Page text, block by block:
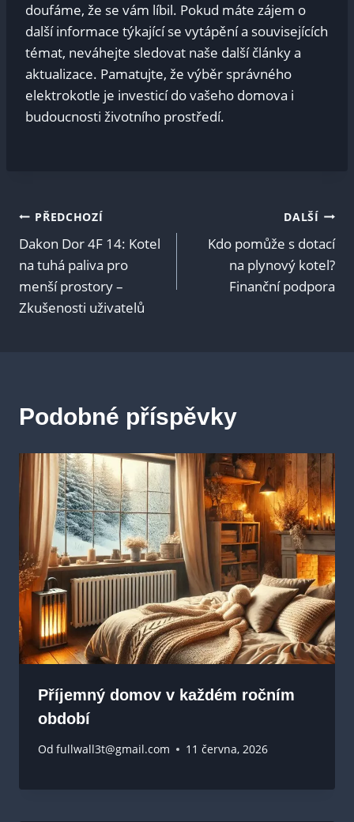
doufáme, že se vám líbil. Pokud máte zájem o
další informace týkající se vytápění a souvisejících
témat, neváhejte sledovat naše další články a
aktualizace. Pamatujte, že výběr správného
elektrokotle je investicí do vašeho domova i
budoucnosti životního prostředí.
Navigace
pro
příspěvek
PŘEDCHOZÍ
Dakon Dor 4F 14: Kotel
na tuhá paliva pro
menší prostory –
Zkušenosti uživatelů
DALŠÍ
Kdo pomůže s dotací
na plynový kotel?
Finanční podpora
Podobné příspěvky
Příjemný domov v každém ročním
období
Od fullwall3t@gmail.com 11 června, 2026